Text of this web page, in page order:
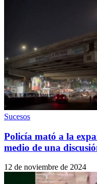
Sucesos
Policía mató a la
medio de una
12 de noviembre de 2024